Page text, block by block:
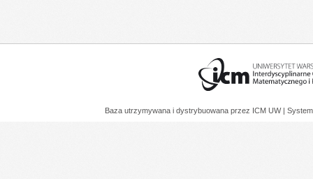
Baza utrzymywana i dystrybuowana przez ICM UW |